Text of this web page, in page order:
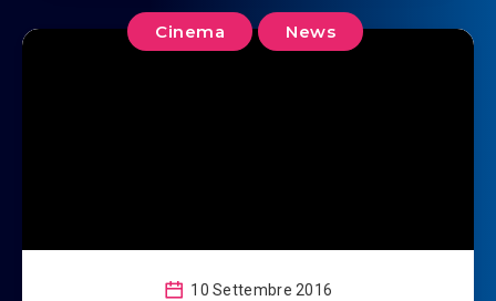
Cinema News
10 Settembre 2016